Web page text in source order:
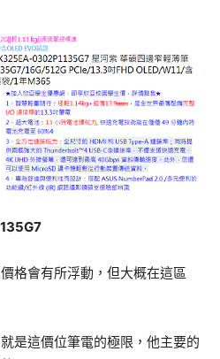
格會有所浮動，但大概在這區
是這價位筆電的極限，他主要的